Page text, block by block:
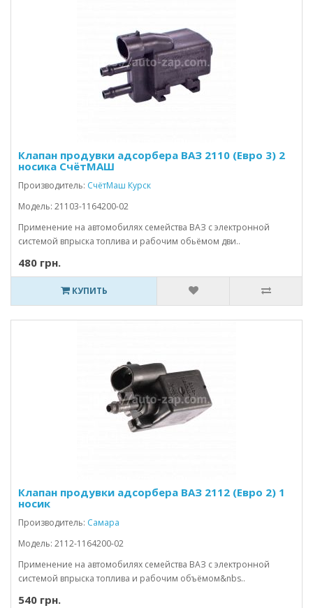
Клапан продувки адсорбера ВАЗ 2110 (Евро 3) 2
носика СчётМАШ
Производитель: СчётМаш Курск
Модель: 21103-1164200-02
Применение на автомобилях семейства ВАЗ с электронной
системой впрыска топлива и рабочим обьёмом дви..
480 грн.
КУПИТЬ
Клапан продувки адсорбера ВАЗ 2112 (Евро 2) 1
носик
Производитель: Самара
Модель: 2112-1164200-02
Применение на автомобилях семейства ВАЗ с электронной
системой впрыска топлива и рабочим объёмом&nbs..
540 грн.